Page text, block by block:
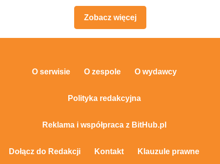
Zobacz więcej
O serwisie O zespole O wydawcy
Polityka redakcyjna
Reklama i współpraca z BitHub.pl
Dołącz do Redakcji Kontakt Klauzule prawne